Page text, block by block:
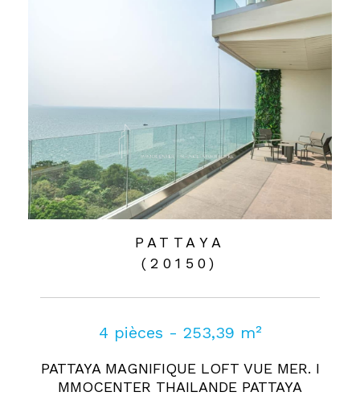
PATTAYA
(20150)
4 pièces - 253,39 m²
PATTAYA MAGNIFIQUE LOFT VUE MER. I
MMOCENTER THAILANDE PATTAYA